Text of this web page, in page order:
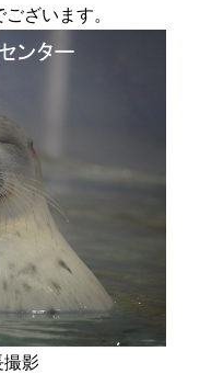
ざいます。
影